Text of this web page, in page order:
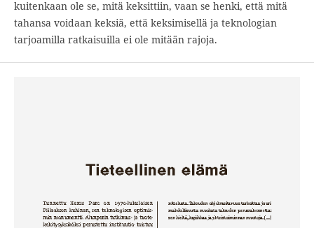
kuitenkaan ole se, mitä keksittiin, vaan se henki, että mitä
tahansa voidaan keksiä, että keksimisellä ja teknologian
tarjoamilla ratkaisuilla ei ole mitään rajoja.